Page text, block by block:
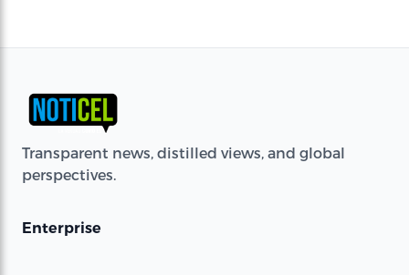
Transparent news, distilled views, and global
perspectives.
Enterprise